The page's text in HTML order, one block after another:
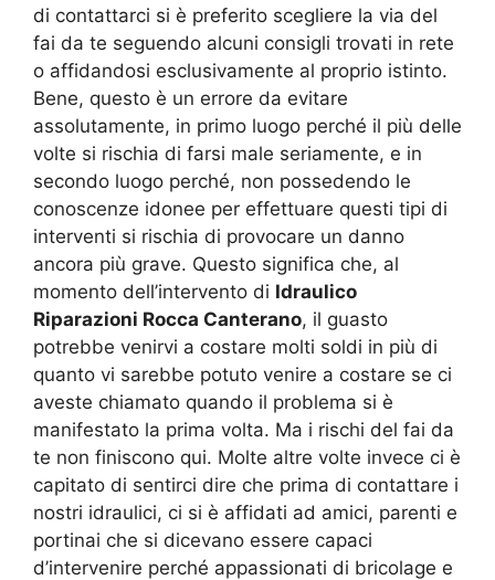
di contattarci si è preferito scegliere la via del
fai da te seguendo alcuni consigli trovati in rete
o affidandosi esclusivamente al proprio istinto.
Bene, questo è un errore da evitare
assolutamente, in primo luogo perché il più delle
volte si rischia di farsi male seriamente, e in
secondo luogo perché, non possedendo le
conoscenze idonee per effettuare questi tipi di
interventi si rischia di provocare un danno
ancora più grave. Questo significa che, al
momento dell’intervento di Idraulico
Riparazioni Rocca Canterano, il guasto
potrebbe venirvi a costare molti soldi in più di
quanto vi sarebbe potuto venire a costare se ci
aveste chiamato quando il problema si è
manifestato la prima volta. Ma i rischi del fai da
te non finiscono qui. Molte altre volte invece ci è
capitato di sentirci dire che prima di contattare i
nostri idraulici, ci si è affidati ad amici, parenti e
portinai che si dicevano essere capaci
d’intervenire perché appassionati di bricolage e